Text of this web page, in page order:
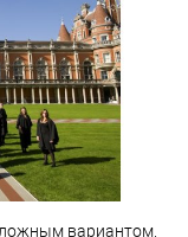
вариантом,